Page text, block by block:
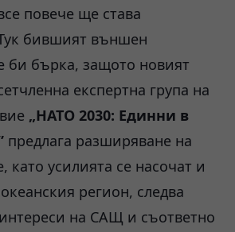
повече ще става
бившият външен
бърка, защото новият
експертна група на
„НАТО 2030: Единни в
предлага разширяване на
като усилията се насочат и
регион, следва
на САЩ и съответно